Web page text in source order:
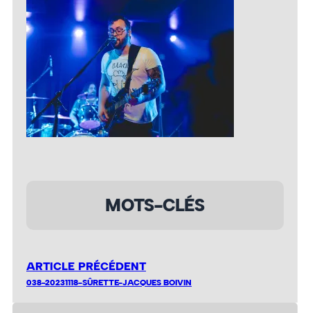
MOTS-CLÉS
ARTICLE PRÉCÉDENT
038-20231118-SÛRETTE-JACQUES BOIVIN